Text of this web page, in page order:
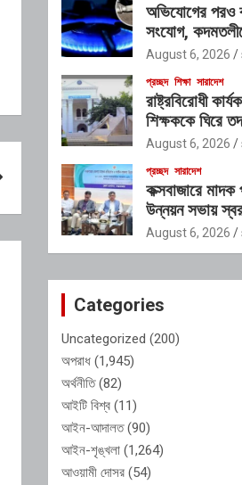
অভিযোগের পরও
সংযোগ,
প্রশ্ন
August 6, 2026
প্রচ্ছদ শিক্ষা সারাদেশ
রাষ্ট্রবিরোধী
শিক্ষককে ঘিরে
August 6, 2026
প্রচ্ছদ সারাদেশ
কক্সবাজারে
উন্নয়ন সভায়
আহমদ
August 6, 2026
Categories
Uncategorized (200)
অপরাধ (1,945)
অর্থনীতি(82)
আইটি বিশ্ব (11)
আইন-আদালত(90)
আইন-শৃঙ্খলা (1,264)
আওয়ামী দোসর (54)